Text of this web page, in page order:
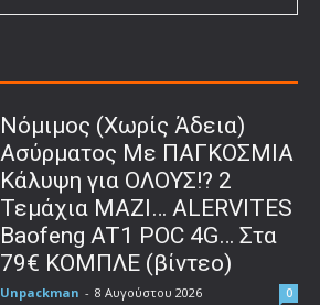
Νόμιμος (Χωρίς Άδεια)
Ασύρματος Με ΠΑΓΚΟΣΜΙΑ
Κάλυψη για ΟΛΟΥΣ!? 2
Τεμάχια ΜΑΖΙ… ALERVITES
Baofeng AT1 POC 4G… Στα
79€ ΚΟΜΠΛΕ (βίντεο)
Unpackman - 8 Αυγούστου 2026 0